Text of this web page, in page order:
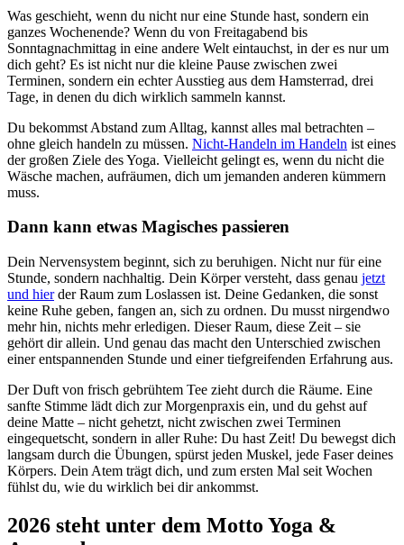
Was geschieht, wenn du nicht nur eine Stunde hast, sondern ein
ganzes Wochenende? Wenn du von Freitagabend bis
Sonntagnachmittag in eine andere Welt eintauchst, in der es nur um
dich geht? Es ist nicht nur die kleine Pause zwischen zwei
Terminen, sondern ein echter Ausstieg aus dem Hamsterrad, drei
Tage, in denen du dich wirklich sammeln kannst.
Du bekommst Abstand zum Alltag, kannst alles mal betrachten –
ohne gleich handeln zu müssen. Nicht-Handeln im Handeln ist eines
der großen Ziele des Yoga. Vielleicht gelingt es, wenn du nicht die
Wäsche machen, aufräumen, dich um jemanden anderen kümmern
muss.
Dann kann etwas Magisches passieren
Dein Nervensystem beginnt, sich zu beruhigen. Nicht nur für eine
Stunde, sondern nachhaltig. Dein Körper versteht, dass genau jetzt
und hierder Raum zum Loslassen ist. Deine Gedanken, die sonst
keine Ruhe geben, fangen an, sich zu ordnen. Du musst nirgendwo
mehr hin, nichts mehr erledigen. Dieser Raum, diese Zeit – sie
gehört dir allein. Und genau das macht den Unterschied zwischen
einer entspannenden Stunde und einer tiefgreifenden Erfahrung aus.
Der Duft von frisch gebrühtem Tee zieht durch die Räume. Eine
sanfte Stimme lädt dich zur Morgenpraxis ein, und du gehst auf
deine Matte – nicht gehetzt, nicht zwischen zwei Terminen
eingequetscht, sondern in aller Ruhe: Du hast Zeit! Du bewegst dich
langsam durch die Übungen, spürst jeden Muskel, jede Faser deines
Körpers. Dein Atem trägt dich, und zum ersten Mal seit Wochen
fühlst du, wie du wirklich bei dir ankommst.
2026 steht unter dem Motto Yoga &